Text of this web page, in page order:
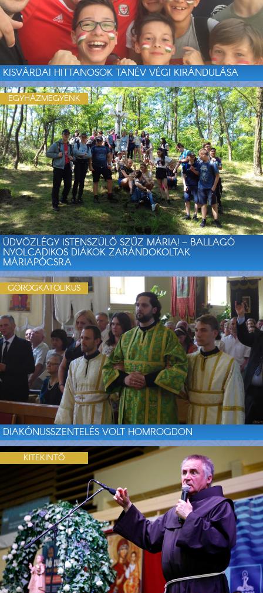
KISVÁRDAI HITTANOSOK TANÉV VÉGI KIRÁNDULÁSA
ÜDVÖZLÉGY ISTENSZÜLŐ SZŰZ MÁRIA! – BALLAGÓ
NYOLCADIKOS DIÁKOK ZARÁNDOKOLTAK
MÁRIAPÓCSRA
EGYHÁZMEGYÉNK
DIAKÓNUSSZENTELÉS VOLT HOMROGDON
GÖRÖGKATOLIKUS
KITEKINTŐ